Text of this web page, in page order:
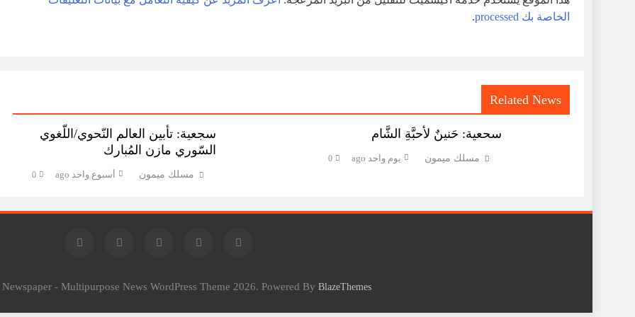
الخاصة بك processed
.
Related News
سحعية: حَنينٌ لأحبَّةِ الشَّام
مسلك ميمون يوم واحد ago 0
سجعية: تأبين العالم النّحوي/اللّغوي
السّوري مازن المُبارك
مسلك ميمون أسبوع واحد ago 0
- Multipurpose News WordPress Theme 2026. Powered By BlazeThemes